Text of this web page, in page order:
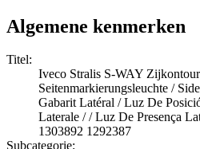
Algemene kenmerken
Titel:
Iveco Stralis S-WAY
Seitenmarkierungsleuchte /
Gabarit Latéral / Luz De
Laterale / / Luz De Presença
1303892 1292387
Subcategorie: